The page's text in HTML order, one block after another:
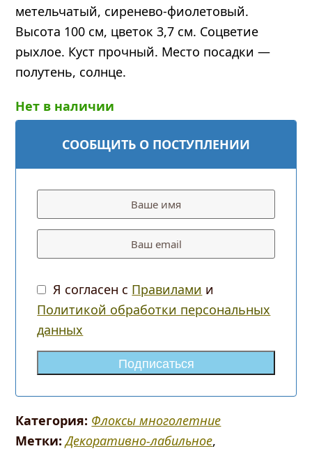
метельчатый, сиренево-фиолетовый.
Высота 100 см, цветок 3,7 см. Соцветие
рыхлое. Куст прочный. Место посадки —
полутень, солнце.
Нет в наличии
СООБЩИТЬ О ПОСТУПЛЕНИИ
Я согласен с Правилами и
Политикой обработки персональных
данных
Подписаться
Категория: Флоксы многолетние
Метки: Декоративно-лабильное,